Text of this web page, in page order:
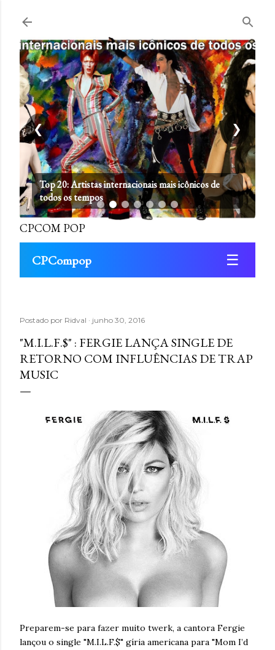
Top 20: Artistas internacionais mais icônicos de
todos os tempos
❮ ❯
CPCOM POP
CPCompop ☰
Postado por Ridval junho 30, 2016
"M.I.L.F.$" : FERGIE LANÇA SINGLE DE
RETORNO COM INFLUÊNCIAS DE TRAP
MUSIC
Preparem-se para fazer muito twerk, a cantora Fergie
lançou o single "M.I.L.F.$" gíria americana para "Mom I’d